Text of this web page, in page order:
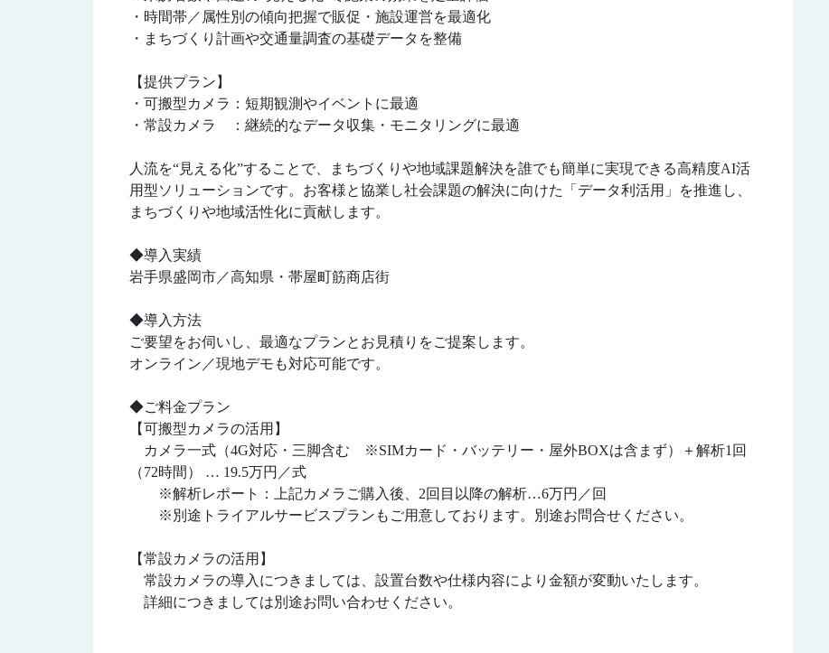
・時間帯／属性別の傾向把握で販促・施設運営を最適化
・まちづくり計画や交通量調査の基礎データを整備
【提供プラン】
・可搬型カメラ：短期観測やイベントに最適
・常設カメラ ：継続的なデータ収集・モニタリングに最適
人流を“見える化”することで、まちづくりや地域課題解決を誰でも簡単に実現できる高精度AI活
用型ソリューションです。お客様と協業し社会課題の解決に向けた「データ利活用」を推進し、
まちづくりや地域活性化に貢献します。
◆導入実績
岩手県盛岡市／高知県・帯屋町筋商店街
◆導入方法
ご要望をお伺いし、最適なプランとお見積りをご提案します。
オンライン／現地デモも対応可能です。
◆ご料金プラン
【可搬型カメラの活用】
カメラ一式（4G対応・三脚含む ※SIMカード・バッテリー・屋外BOXは含まず）＋解析1回
（72時間） … 19.5万円／式
※解析レポート：上記カメラご購入後、2回目以降の解析…6万円／回
※別途トライアルサービスプランもご用意しております。別途お問合せください。
【常設カメラの活用】
常設カメラの導入につきましては、設置台数や仕様内容により金額が変動いたします。
詳細につきましては別途お問い合わせください。